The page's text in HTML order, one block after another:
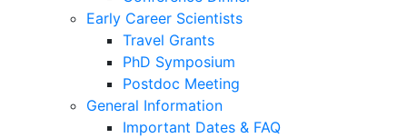
Early Career Scientists
Travel Grants
PhD Symposium
Postdoc Meeting
General Information
Important Dates & FAQ